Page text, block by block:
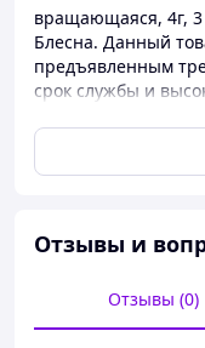
вращающаяся, 4г,
Блесна. Данный
предъявленным
срок службы и
консультацию об
можете по
Отзывы и
Отзывы (0)